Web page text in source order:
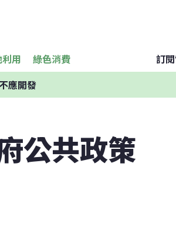
用 綠色消費 訂
應開發
公共政策